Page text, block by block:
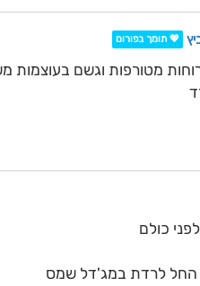
💖 תומך בפורום
מטורפות וגשם בעוצמות
כולם
החל לרדת במג'דל שמס